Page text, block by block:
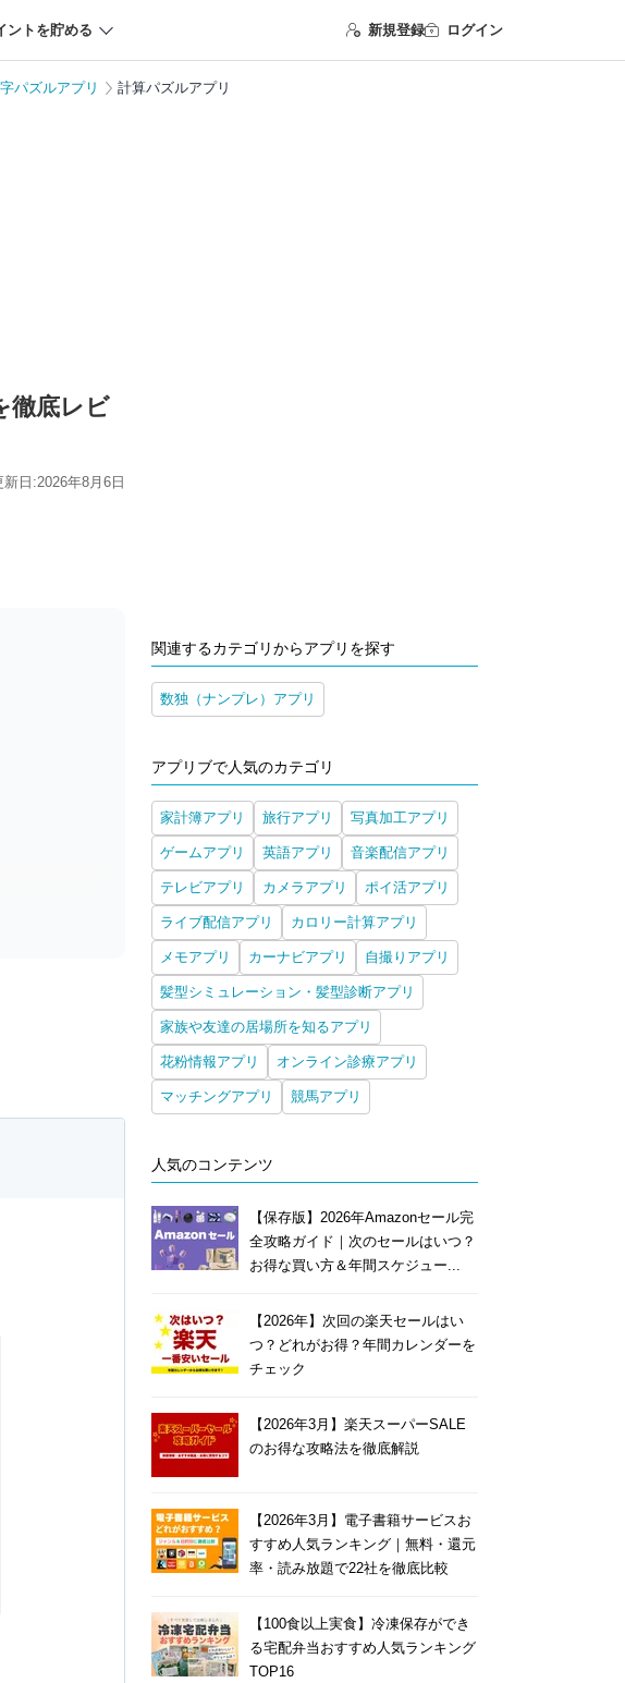
ントを貯める 新規登録 ログイン
パズルアプリ 計算パズルアプリ
徹底レビ
新日:2026年8月6日
関連するカテゴリからアプリを探す
数独（ナンプレ）アプリ
アプリブで人気のカテゴリ
家計簿アプリ 旅行アプリ 写真加工アプリ
ゲームアプリ 英語アプリ 音楽配信アプリ
テレビアプリ カメラアプリ ポイ活アプリ
ライブ配信アプリ カロリー計算アプリ
メモアプリ カーナビアプリ 自撮りアプリ
髪型シミュレーション・髪型診断アプリ
家族や友達の居場所を知るアプリ
花粉情報アプリ オンライン診療アプリ
マッチングアプリ 競馬アプリ
人気のコンテンツ
【保存版】2026年Amazonセール完
全攻略ガイド｜次のセールはいつ？
お得な買い方＆年間スケジュー...
【2026年】次回の楽天セールはい
つ？どれがお得？年間カレンダーを
チェック
【2026年3月】楽天スーパーSALE
のお得な攻略法を徹底解説
【2026年3月】電子書籍サービスお
すすめ人気ランキング｜無料・還元
率・読み放題で22社を徹底比較
【100食以上実食】冷凍保存ができ
る宅配弁当おすすめ人気ランキング
TOP16